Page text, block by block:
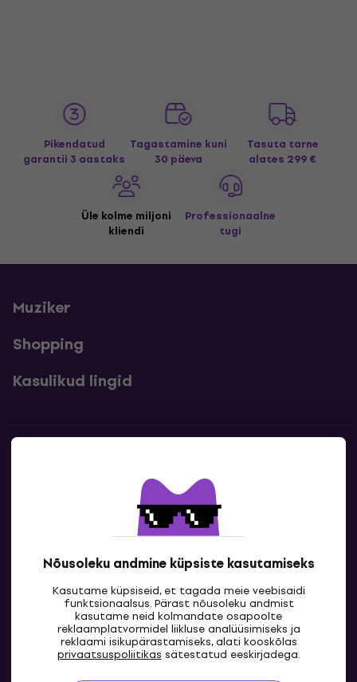
Nõusoleku andmine küpsiste kasutamiseks
Kasutame küpsiseid, et tagada meie veebisaidi
funktsionaalsus. Pärast nõusoleku andmist
kasutame neid kolmandate osapoolte
reklaamplatvormidel liikluse analüüsimiseks ja
reklaami isikupärastamiseks, alati kooskõlas
privaatsuspoliitikas sätestatud eeskirjadega.
Pikendatud
garantii 3 aastaks
Tagastamine kuni
30 päeva
Tasuta tarne
alates 299 €
Üle kolme miljoni
kliendi
Professionaalne
tugi
Muziker
Shopping
Kasulikud lingid
Kontaktandmed
EE